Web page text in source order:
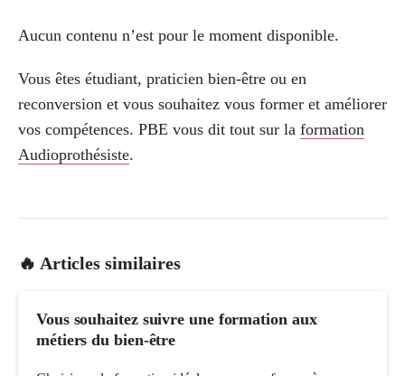
Aucun contenu n’est pour le moment disponible.
Vous êtes étudiant, praticien bien-être ou en
reconversion et vous souhaitez vous former et améliorer
vos compétences. PBE vous dit tout sur la formation
Audioprothésiste.
🔥 Articles similaires
Vous souhaitez suivre une formation aux
métiers du bien-être